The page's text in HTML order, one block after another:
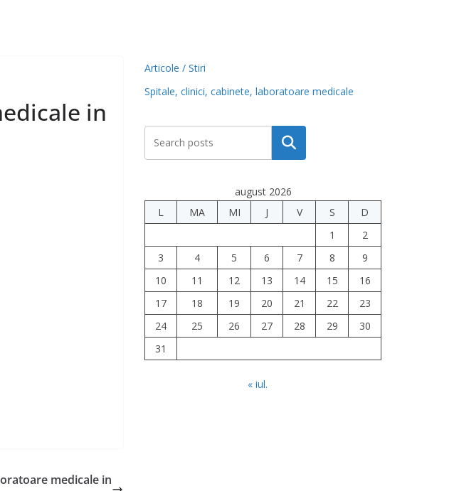
in
medicale in
Articole / Stiri
Spitale, clinici, cabinete, laboratoare medicale
Caută
august 2026
L
MA MI J V S
D
1
2
3
4 5 6 7 8
9
10
11 12 13 14 15
16
17
18 19 20 21 22
23
24
25 26 27 28 29
30
31
« iul.